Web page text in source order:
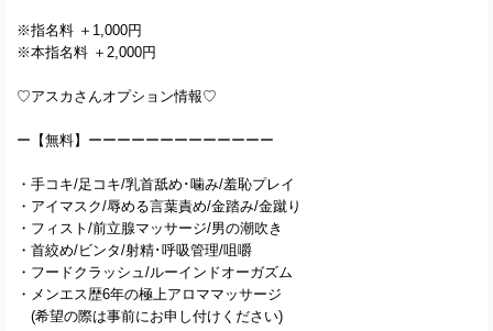
※指名料 ＋1,000円
※本指名料 ＋2,000円
♡アスカさんオプション情報♡
ー【無料】ーーーーーーーーーーーーー
・手コキ/足コキ/乳首舐め･噛み/羞恥プレイ
・アイマスク/辱める言葉責め/金踏み/金蹴り
・フィスト/前立腺マッサージ/男の潮吹き
・首絞め/ビンタ/射精･呼吸管理/咀嚼
・フードクラッシュ/ルーインドオーガズム
・メンエス歴6年の極上アロママッサージ
(希望の際は事前にお申し付けください)